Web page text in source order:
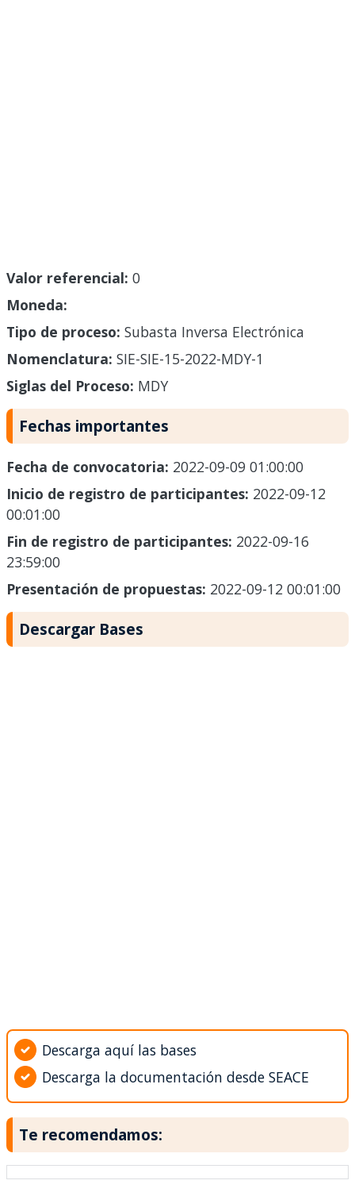
Valor referencial: 0
Moneda:
Tipo de proceso: Subasta Inversa Electrónica
Nomenclatura: SIE-SIE-15-2022-MDY-1
Siglas del Proceso: MDY
Fechas importantes
Fecha de convocatoria: 2022-09-09 01:00:00
Inicio de registro de participantes: 2022-09-12
00:01:00
Fin de registro de participantes: 2022-09-16
23:59:00
Presentación de propuestas: 2022-09-12 00:01:00
Descargar Bases
Descarga aquí las bases
Descarga la documentación desde SEACE
Te recomendamos: